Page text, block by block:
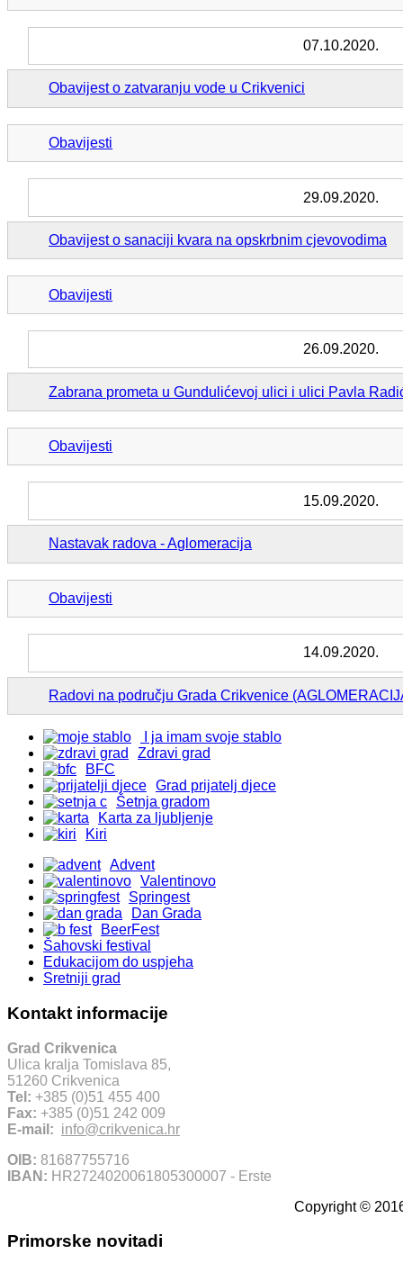
07.10.2020.
Obavijest o zatvaranju vode u Crikvenici
Obavijesti
29.09.2020.
Obavijest o sanaciji kvara na opskrbnim cjevovodima
Obavijesti
26.09.2020.
Zabrana prometa u Gundulićevoj ulici i ulici Pavla
Obavijesti
15.09.2020.
Nastavak radova - Aglomeracija
Obavijesti
14.09.2020.
Radovi na području Grada Crikvenice
I ja imam svoje stablo
Zdravi grad
BFC
Grad prijatelj djece
Šetnja gradom
Karta za ljubljenje
Kiri
Advent
Valentinovo
Springest
Dan Grada
BeerFest
Šahovski festival
Edukacijom do uspjeha
Sretniji grad
Kontakt informacije
Grad Crikvenica
Ulica kralja Tomislava 85,
51260 Crikvenica
Tel: +385 (0)51 455 400
Fax: +385 (0)51 242 009
E-mail: info@crikvenica.hr
OIB: 81687755716
IBAN: HR2724020061805300007 - Erste
Copyright ©
Primorske novitadi